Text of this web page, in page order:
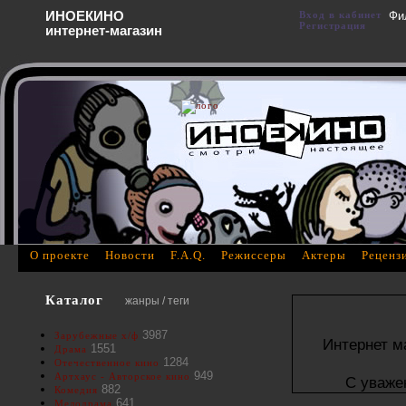
Интернет
С
Каталог жанры / теги
Зарубежные х/ф 3987
Драма 1551
Отечественное кино 1284
Артхаус - Авторское кино 949
Комедия 882
Мелодрама 641
О проекте Новости F.A.Q. Режиссеры Актеры
ИНОЕКИНО
интернет-магазин
Вход в кабинет
Регистрация